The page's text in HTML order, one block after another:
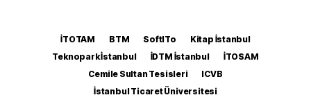
İTOTAM BTM SoftITo
Kitap İstanbul
Teknopark İstanbul
İDTM İstanbul
İTOSAM
Cemile Sultan Tesisleri
ICVB
İstanbul Ticaret Üniversitesi